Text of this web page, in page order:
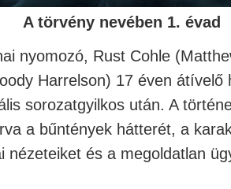
A törvény nevében 1. évad
nyomozó, Rust Cohle
Harrelson) 17 éven átívelő
sorozatgyilkos után. A
a bűntények hátterét, a
nézeteiket és a megoldatlan